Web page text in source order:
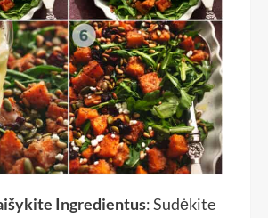
Ingredientus: Sudėkite